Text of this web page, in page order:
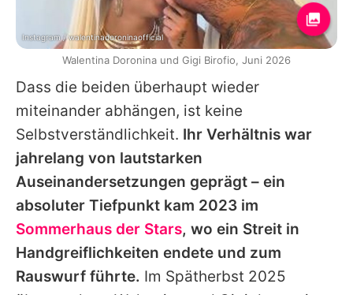
Dass die beiden überhaupt wieder
miteinander abhängen, ist keine
Selbstverständlichkeit. Ihr Verhältnis war
jahrelang von lautstarken
Auseinandersetzungen geprägt – ein
absoluter Tiefpunkt kam 2023 im
Sommerhaus der Stars, wo ein Streit in
Handgreiflichkeiten endete und zum
Rauswurf führte. Im Spätherbst 2025
Instagram / walentinadoroninaofficial
Walentina Doronina und Gigi Birofio, Juni 2026